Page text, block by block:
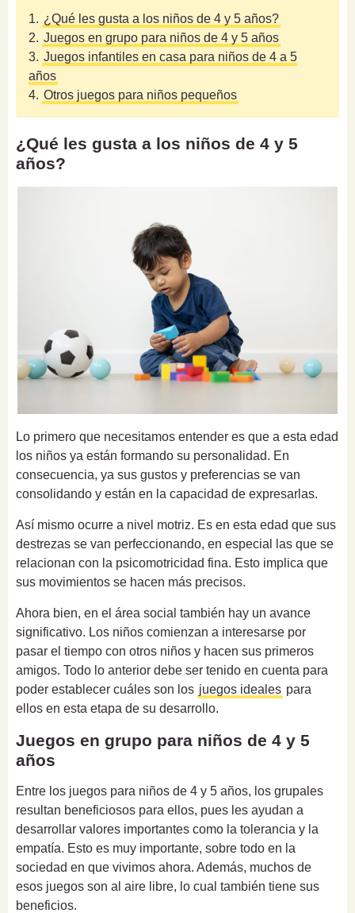
1. ¿Qué les gusta a los niños de 4 y 5 años?
2. Juegos en grupo para niños de 4 y 5 años
3. Juegos infantiles en casa para niños de 4 a 5
años
4. Otros juegos para niños pequeños
¿Qué les gusta a los niños de 4 y 5
años?
Lo primero que necesitamos entender es que a esta edad
los niños ya están formando su personalidad. En
consecuencia, ya sus gustos y preferencias se van
consolidando y están en la capacidad de expresarlas.
Así mismo ocurre a nivel motriz. Es en esta edad que sus
destrezas se van perfeccionando, en especial las que se
relacionan con la psicomotricidad fina. Esto implica que
sus movimientos se hacen más precisos.
Ahora bien, en el área social también hay un avance
significativo. Los niños comienzan a interesarse por
pasar el tiempo con otros niños y hacen sus primeros
amigos. Todo lo anterior debe ser tenido en cuenta para
poder establecer cuáles son los juegos ideales para
ellos en esta etapa de su desarrollo.
Juegos en grupo para niños de 4 y 5
años
Entre los juegos para niños de 4 y 5 años, los grupales
resultan beneficiosos para ellos, pues les ayudan a
desarrollar valores importantes como la tolerancia y la
empatía. Esto es muy importante, sobre todo en la
sociedad en que vivimos ahora. Además, muchos de
esos juegos son al aire libre, lo cual también tiene sus
beneficios.